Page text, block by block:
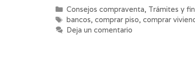
Categorías
Consejos compraventa, Trámites y
Etiquetas
bancos, comprar piso, comprar
Deja un comentario